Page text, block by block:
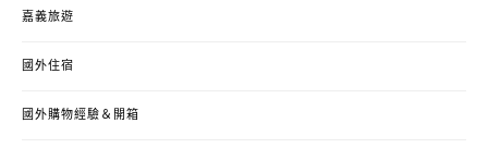
嘉義旅遊
國外住宿
國外購物經驗＆開箱